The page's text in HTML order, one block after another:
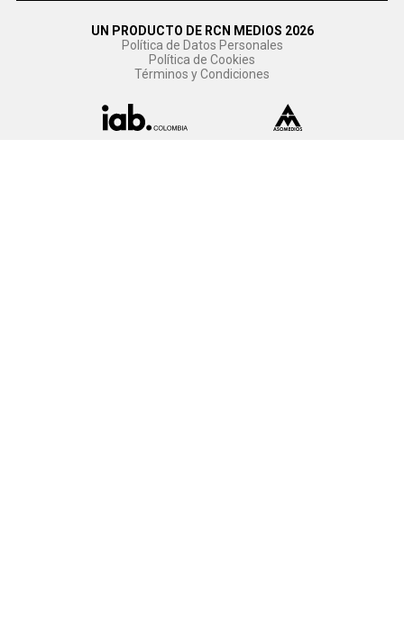
UN PRODUCTO DE RCN MEDIOS 2026
Política de Datos Personales
Política de Cookies
Términos y Condiciones